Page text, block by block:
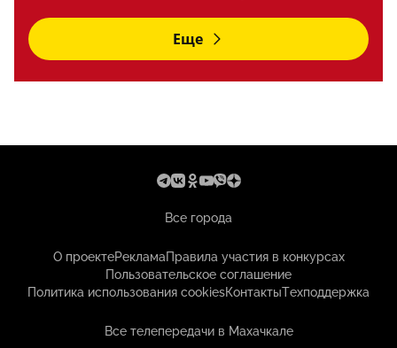
Еще
Все города
О проектеРекламаПравила участия в конкурсах
Пользовательское соглашение
Политика использования cookiesКонтактыТехподдержка
Все телепередачи в Махачкале